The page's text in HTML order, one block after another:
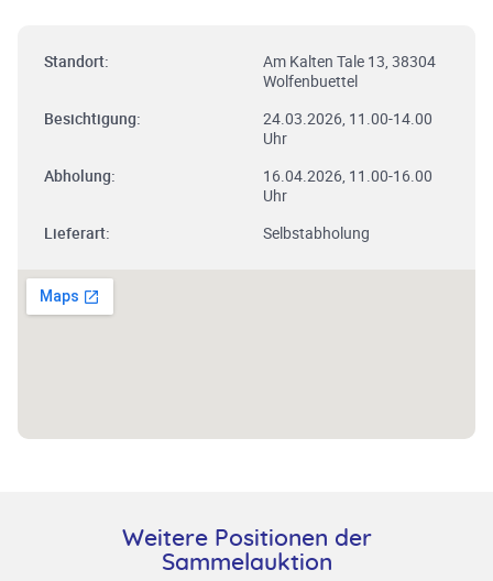
Standort:
Am Kalten Tale 13, 38304
Wolfenbuettel
Besichtigung:
24.03.2026, 11.00-14.00
Uhr
Abholung:
16.04.2026, 11.00-16.00
Uhr
Lieferart:
Selbstabholung
Weitere Positionen der
Sammelauktion